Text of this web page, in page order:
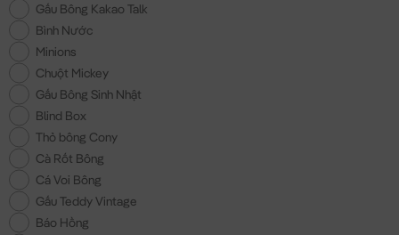
Gấu Bông Kakao Talk
Bình Nước
Minions
Chuột Mickey
Gấu Bông Sinh Nhật
Blind Box
Thỏ bông Cony
Cà Rốt Bông
Cá Voi Bông
Gấu Teddy Vintage
Báo Hồng